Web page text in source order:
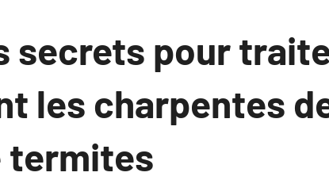
secrets pour
les charpentes
termites